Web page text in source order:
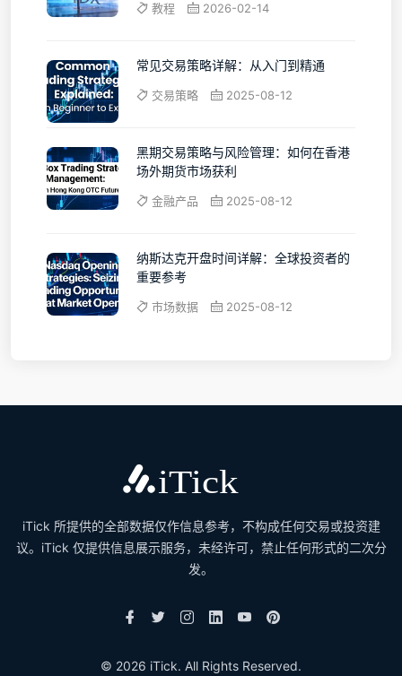
教程 2026-02-14
常见交易策略详解：从入门到精通
交易策略 2025-08-12
黑期交易策略与风险管理：如何在香港
场外期货市场获利
金融产品 2025-08-12
纳斯达克开盘时间详解：全球投资者的
重要参考
市场数据 2025-08-12
iTick 所提供的全部数据仅作信息参考，不构成任何交易或投资建
议。iTick 仅提供信息展示服务，未经许可，禁止任何形式的二次分
发。
© 2026 iTick. All Rights Reserved.